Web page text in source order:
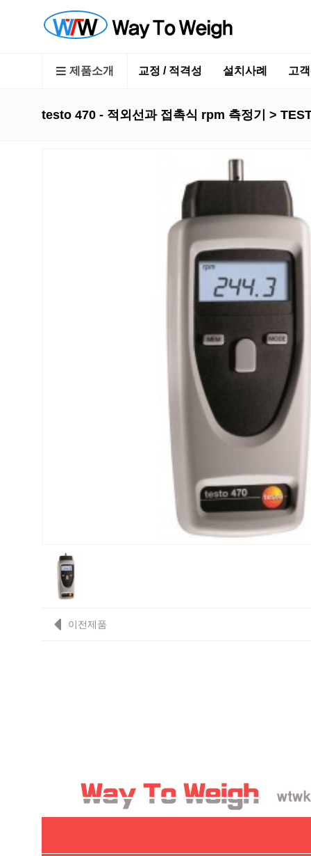
제품소개 교정 / 적격성 설치사례 고
testo 470 - 적외선과 접촉식 rpm 측정기 >
이전제품